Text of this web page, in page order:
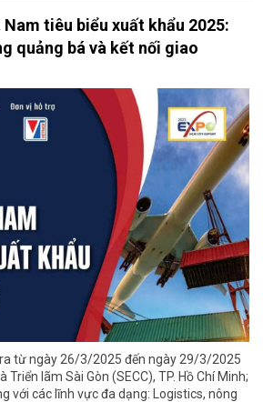
tiêu biểu xuất khẩu 2025:
quảng bá và kết nối giao
từ ngày 26/3/2025 đến ngày 29/3/2025
lãm Sài Gòn (SECC), TP. Hồ Chí Minh;
với các lĩnh vực đa dạng: Logistics, nông